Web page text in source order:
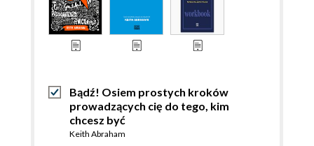
Bądź! Osiem prostych kroków
prowadzących cię do tego, kim
chcesz być
Keith Abraham